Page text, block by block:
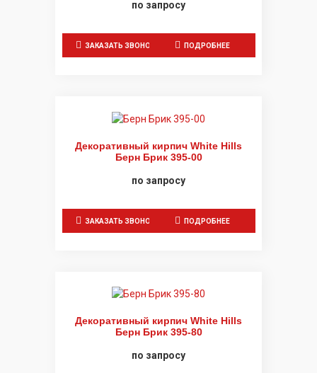
по запросу
ЗАКАЗАТЬ ЗВОНОК ПОДРОБНЕЕ
Декоративный кирпич White Hills
Берн Брик 395-00
по запросу
ЗАКАЗАТЬ ЗВОНОК ПОДРОБНЕЕ
Декоративный кирпич White Hills
Берн Брик 395-80
по запросу